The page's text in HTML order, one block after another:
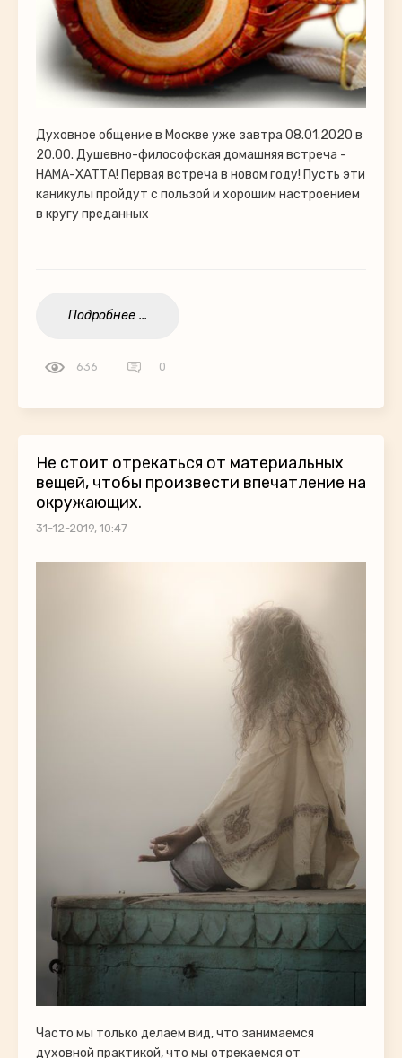
Духовное общение в Москве уже завтра 08.01.2020 в
20.00. Душевно-философская домашняя встреча -
НАМА-ХАТТА! Первая встреча в новом году! Пусть эти
каникулы пройдут с пользой и хорошим настроением
в кругу преданных
Подробнее ...
636 0
Не стоит отрекаться от материальных
вещей, чтобы произвести впечатление на
окружающих.
31-12-2019, 10:47
Часто мы только делаем вид, что занимаемся
духовной практикой, что мы отрекаемся от